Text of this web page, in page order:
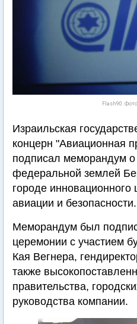
Flash90.
Израильская
концерн "Авиационная
подписал меморандум
федеральной землей
городе инновационного
авиации и безопасности.
Меморандум был
церемонии с участием
Кая Вегнера,
также
правительства,
руководства компании.